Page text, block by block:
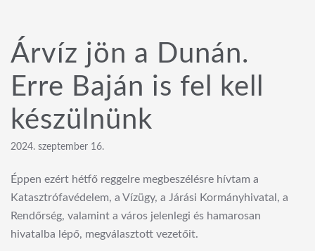
Árvíz jön a Dunán.
Erre Baján is fel kell
készülnünk
2024. szeptember 16.
Éppen ezért hétfő reggelre megbeszélésre hívtam a
Katasztrófavédelem, a Vízügy, a Járási Kormányhivatal, a
Rendőrség, valamint a város jelenlegi és hamarosan
hivatalba lépő, megválasztott vezetőit.